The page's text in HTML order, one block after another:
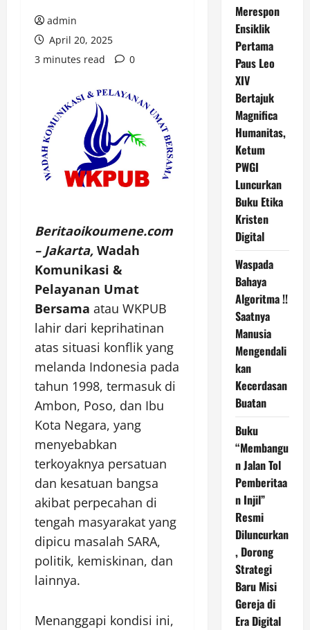
admin
April 20, 2025
3 minutes read
0
Beritaoikoumene.com
– Jakarta, Wadah
Komunikasi &
Pelayanan Umat
Bersama atau WKPUB
lahir dari keprihatinan
atas situasi konflik yang
melanda Indonesia pada
tahun 1998, termasuk di
Ambon, Poso, dan Ibu
Kota Negara, yang
menyebabkan
terkoyaknya persatuan
dan kesatuan bangsa
akibat perpecahan di
tengah masyarakat yang
dipicu masalah SARA,
politik, kemiskinan, dan
lainnya.
Menanggapi kondisi ini,
Merespon
Ensiklik
Pertama
Paus Leo
XIV
Bertajuk
Magnifica
Humanitas,
Ketum
PWGI
Luncurkan
Buku Etika
Kristen
Digital
Waspada
Bahaya
Algoritma !!
Saatnya
Manusia
Mengendali
kan
Kecerdasan
Buatan
Buku
“Membangu
n Jalan Tol
Pemberitaa
n Injil”
Resmi
Diluncurkan
, Dorong
Strategi
Baru Misi
Gereja di
Era Digital